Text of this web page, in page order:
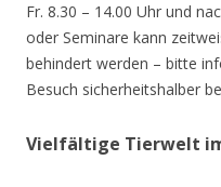
Fr. 8.30 – 14.00 Uhr und
oder Seminare kann
behindert werden – bitte
Besuch sicherheitshalber
Vielfältige Tierwelt